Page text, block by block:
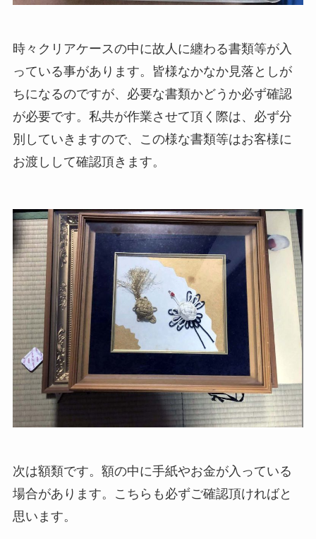
時々クリアケースの中に故人に纏わる書類等が入
っている事があります。皆様なかなか見落としが
ちになるのですが、必要な書類かどうか必ず確認
が必要です。私共が作業させて頂く際は、必ず分
別していきますので、この様な書類等はお客様に
お渡しして確認頂きます。
次は額類です。額の中に手紙やお金が入っている
場合があります。こちらも必ずご確認頂ければと
思います。